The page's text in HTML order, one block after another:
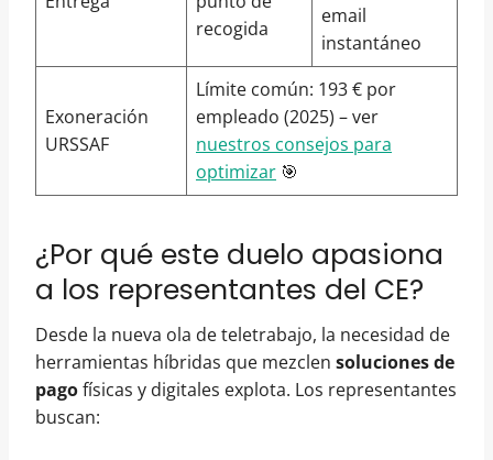
recogida
email
instantáneo
Exoneración
URSSAF
Límite común: 193 € por
empleado (2025) – ver
nuestros consejos para
optimizar 🎯
¿Por qué este duelo apasiona
a los representantes del CE?
Desde la nueva ola de teletrabajo, la necesidad de
herramientas híbridas que mezclen soluciones de
pagofísicas y digitales explota. Los representantes
buscan: